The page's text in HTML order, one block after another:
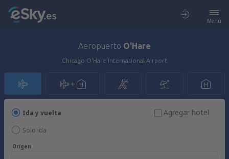
Menú
Aeropuerto O'Hare
Chicago O'Hare International Airport
Ida y vuelta
Solo ida
Agregar hotel
Origen